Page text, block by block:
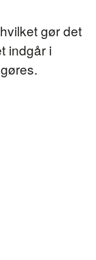
gør det
indgår i